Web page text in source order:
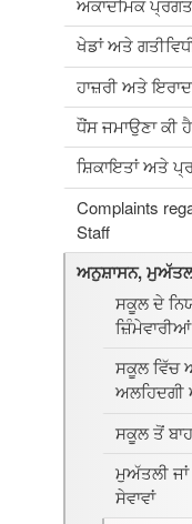
ਅਕਾਦਮਿਕ
ਖੇਡਾਂ ਅਤੇ
ਹਾਜ਼ਰੀ ਅਤੇ
ਧੌਂਸ ਜਮਾਉਣਾ ਕੀ
ਸ਼ਿਕਾਇਤਾਂ ਅਤੇ
Complaints
Staff
ਅਨੁਸ਼ਾਸਨ,
ਸਕੂਲ ਦੇ
ਜ਼ਿੰਮੇਵਾਰੀਆਂ
ਸਕੂਲ ਵਿੱਚ
ਸਕੂਲ ਤੋਂ
ਮੁਅੱਤਲੀ
ਸੇਵਾਵਾਂ